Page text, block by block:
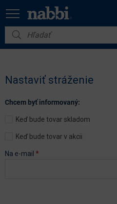
Nábytok
Dom a záhrada
Akcie
Nastaviť stráženie
Chcem byť informovaný:
Keď bude tovar skladom
Keď bude tovar v akcii
Na e-mail *